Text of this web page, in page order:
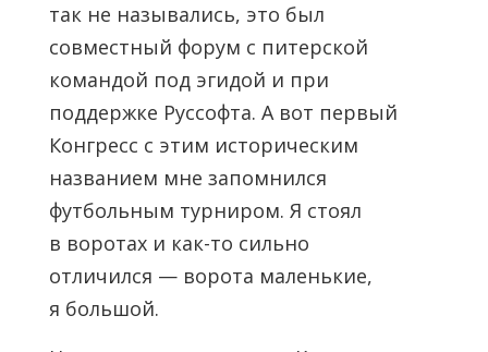
так не назывались, это был
совместный форум с питерской
командой под эгидой и при
поддержке Руссофта. А вот первый
Конгресс с этим историческим
названием мне запомнился
футбольным турниром. Я стоял
в воротах и как-то сильно
отличился — ворота маленькие,
я большой.